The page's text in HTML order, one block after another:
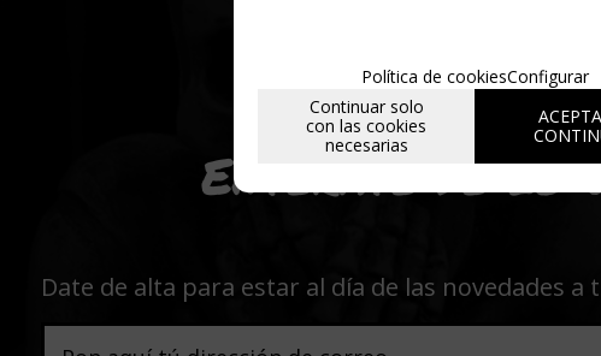
Entérate de lo
Date de alta para estar al día de las novedades
Política de cookiesConfigurar
Continuar solo
con las cookies
necesarias